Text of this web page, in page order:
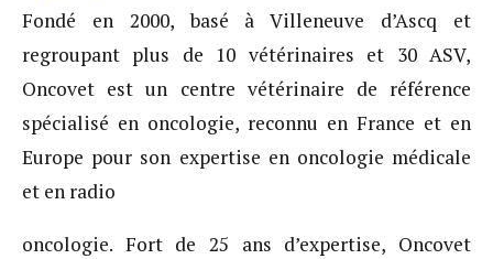
Fondé en 2000, basé à Villeneuve d’Ascq et
regroupant plus de 10 vétérinaires et 30 ASV,
Oncovet est un centre vétérinaire de référence
spécialisé en oncologie, reconnu en France et en
Europe pour son expertise en oncologie médicale
et en radio
oncologie. Fort de 25 ans d’expertise, Oncovet